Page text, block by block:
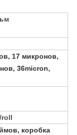
17 микронов,
36micron,
roll
коробка